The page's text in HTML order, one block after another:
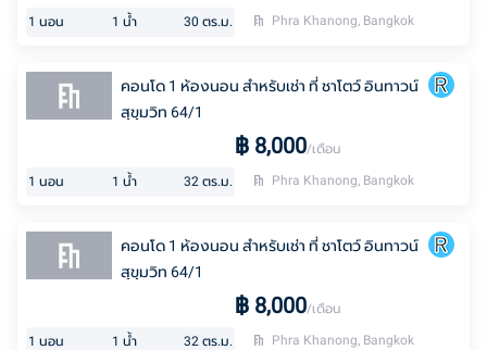
1 นอน 1 น้ำ 30 ตร.ม. Phra Khanong, Bangkok
คอนโด 1 ห้องนอน สำหรับเช่า ที่ ชาโตว์ อินทาวน์
สุขุมวิท 64/1
฿ 8,000/เดือน
1 นอน 1 น้ำ 32 ตร.ม. Phra Khanong, Bangkok
คอนโด 1 ห้องนอน สำหรับเช่า ที่ ชาโตว์ อินทาวน์
สุขุมวิท 64/1
฿ 8,000/เดือน
1 นอน 1 น้ำ 32 ตร.ม. Phra Khanong, Bangkok